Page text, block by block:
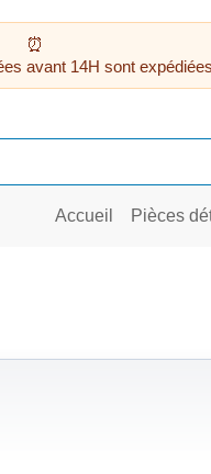
avant 14H sont
Accueil Pièces